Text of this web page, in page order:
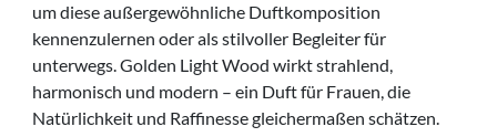
um diese außergewöhnliche Duftkomposition
kennenzulernen oder als stilvoller Begleiter für
unterwegs. Golden Light Wood wirkt strahlend,
harmonisch und modern – ein Duft für Frauen, die
Natürlichkeit und Raffinesse gleichermaßen schätzen.